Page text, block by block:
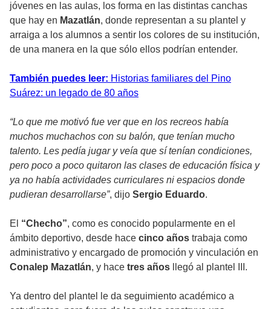
jóvenes en las aulas, los forma en las distintas canchas
que hay en Mazatlán, donde representan a su plantel y
arraiga a los alumnos a sentir los colores de su institución,
de una manera en la que sólo ellos podrían entender.
También puedes leer: Historias familiares del Pino
Suárez: un legado de 80 años
“Lo que me motivó fue ver que en los recreos había
muchos muchachos con su balón, que tenían mucho
talento. Les pedía jugar y veía que sí tenían condiciones,
pero poco a poco quitaron las clases de educación física y
ya no había actividades curriculares ni espacios donde
pudieran desarrollarse”, dijo Sergio Eduardo.
El “Checho”, como es conocido popularmente en el
ámbito deportivo, desde hace cinco años trabaja como
administrativo y encargado de promoción y vinculación en
Conalep Mazatlán, y hace tres años llegó al plantel III.
Ya dentro del plantel le da seguimiento académico a